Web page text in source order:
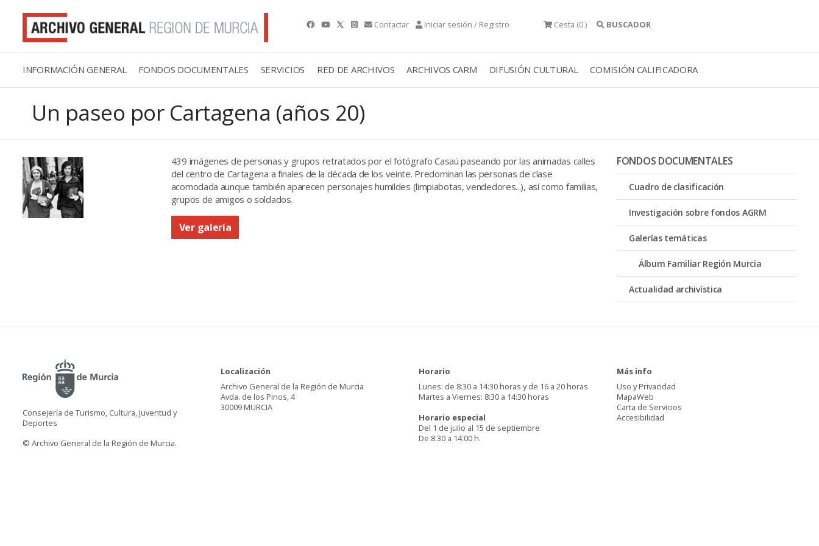
Contactar Iniciar sesión / Registro Cesta (0 ) BUSCADOR
INFORMACIÓN GENERAL FONDOS DOCUMENTALES SERVICIOS RED DE ARCHIVOS ARCHIVOS CARM DIFUSIÓN CULTURAL COMISIÓN CALIFICADORA
Un paseo por Cartagena (años 20)
439 imágenes de personas y grupos retratados por el fotógrafo Casaú paseando por las animadas calles
del centro de Cartagena a finales de la década de los veinte. Predominan las personas de clase
acomodada aunque también aparecen personajes humildes (limpiabotas, vendedores...), así como familias,
grupos de amigos o soldados.
Ver galería
FONDOS DOCUMENTALES
Cuadro de clasificación
Investigación sobre fondos AGRM
Galerías temáticas
Álbum Familiar Región Murcia
Actualidad archivística
Consejería de Turismo, Cultura, Juventud y
Deportes
© Archivo General de la Región de Murcia.
Localización
Archivo General de la Región de Murcia
Avda. de los Pinos, 4
30009 MURCIA
Horario
Lunes: de 8:30 a 14:30 horas y de 16 a 20 horas
Martes a Viernes: 8:30 a 14:30 horas
Horario especial
Del 1 de julio al 15 de septiembre
De 8:30 a 14:00 h.
Más info
Uso y Privacidad
MapaWeb
Carta de Servicios
Accesibilidad